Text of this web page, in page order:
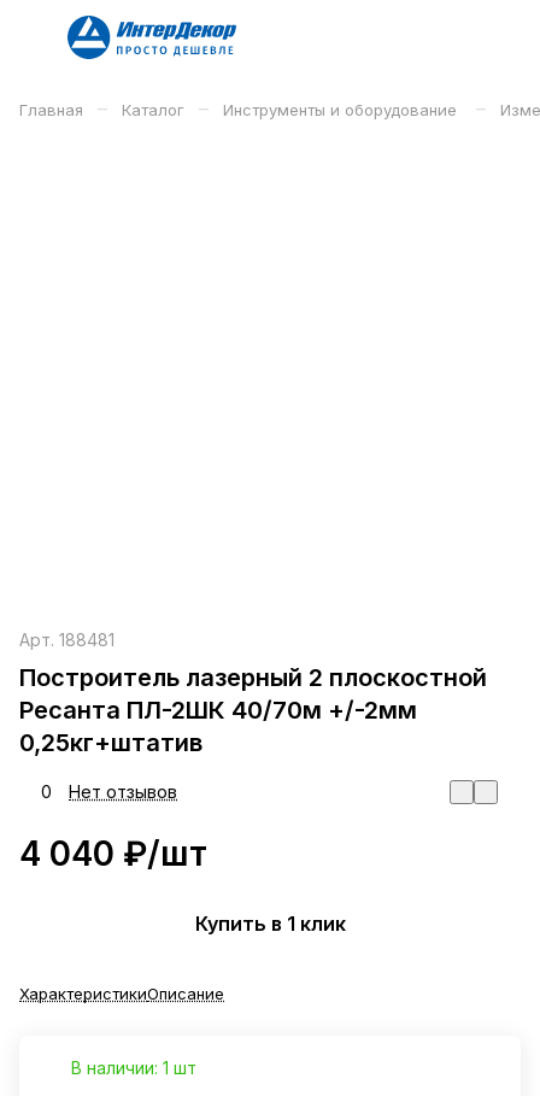
Главная – Каталог – Инструменты и оборудование –
Арт. 188481
Построитель лазерный 2 плоскостной
Ресанта ПЛ-2ШК 40/70м +/-2мм
0,25кг+штатив
0 Нет отзывов
4 040 ₽/шт
Купить в 1 клик
ХарактеристикиОписание
В наличии: 1 шт